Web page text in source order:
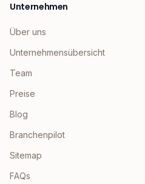
Unternehmen
Über uns
Unternehmensübersicht
Team
Preise
Blog
Branchenpilot
Sitemap
FAQs